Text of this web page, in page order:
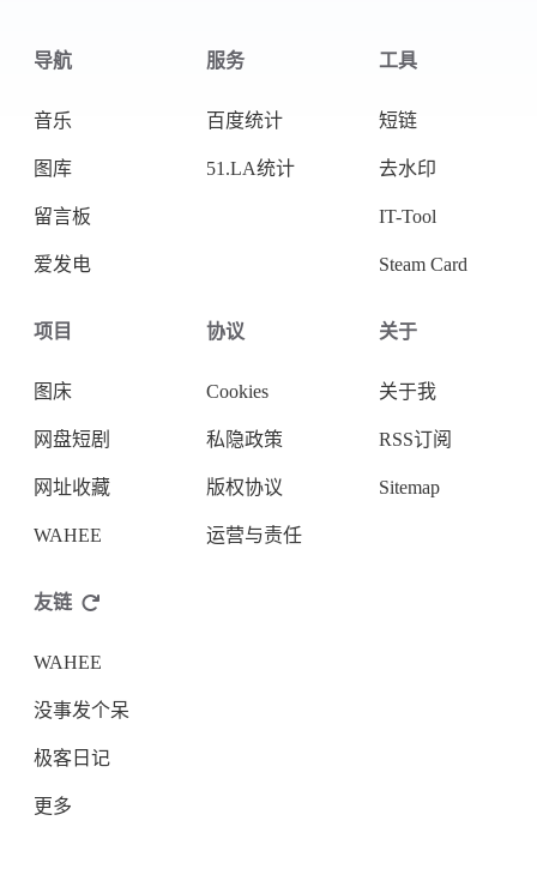
导航
音乐
图库
留言板
爱发电
服务
百度统计
51.LA统计
工具
短链
去水印
IT-Tool
Steam Card
项目
图床
网盘短剧
网址收藏
WAHEE
协议
Cookies
私隐政策
版权协议
运营与责任
关于
关于我
RSS订阅
Sitemap
友链
WAHEE
没事发个呆
极客日记
更多